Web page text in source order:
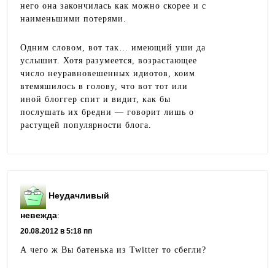
него она закончилась как можно скорее и с
наименьшими потерями.
Одним словом, вот так… имеющий уши да
услышит. Хотя разумеется, возрастающее
число неуравновешенных идиотов, коим
втемяшилось в голову, что вот тот или
иной блоггер спит и видит, как бы
послушать их бредни — говорит лишь о
растущей популярности блога.
Неудачливый
невежда:
20.08.2012 в 5:18 пп
А чего ж Вы батенька из Twitter то сбегли?